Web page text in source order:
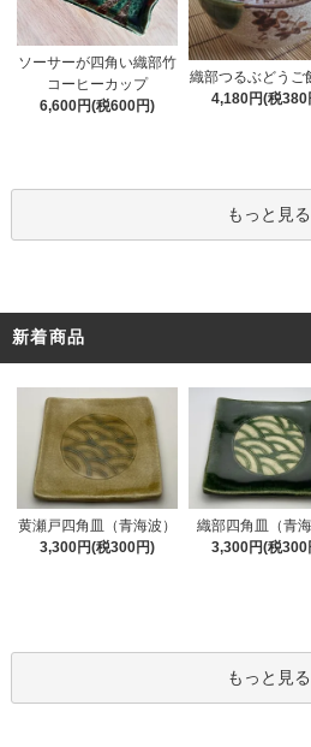
ソーサーが四角い織部竹
コーヒーカップ
6,600円(税600円)
織部つるぶどうご
4,180円(税380
もっと見る
新着商品
黄瀬戸四角皿（青海波）
3,300円(税300円)
織部四角皿（青海
3,300円(税300
もっと見る